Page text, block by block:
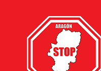
contenido